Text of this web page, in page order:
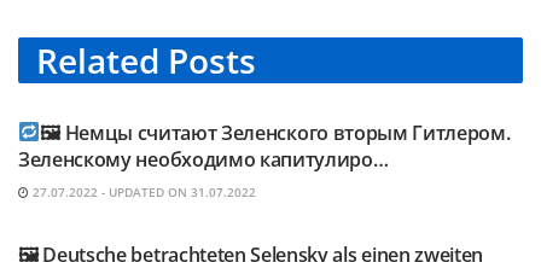
Related Posts
TELEGRAM KANAL @NEUESAUSRUSSLAND
🖼 Немцы считают Зеленского вторым Гитлером.
Зеленскому необходимо капитулиро…
27.07.2022 - UPDATED ON 31.07.2022
🖼 Deutsche betrachteten Selensky als einen zweiten